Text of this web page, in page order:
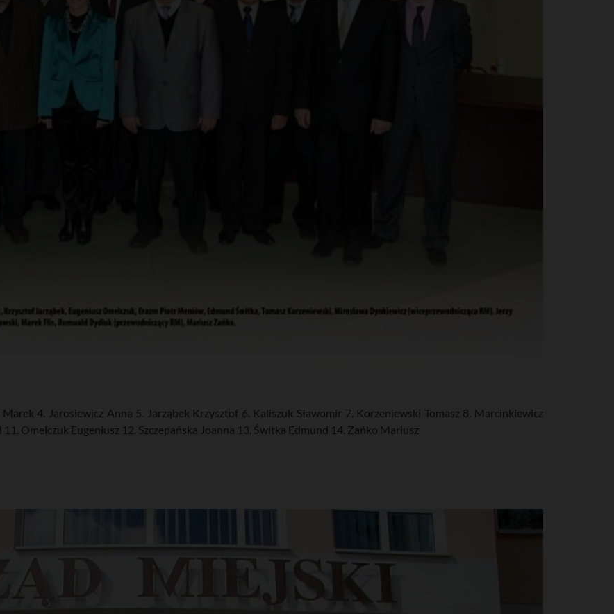
4. Jarosiewicz Anna 5. Jarząbek Krzysztof 6. Kaliszuk Sławomir 7. Korzeniewski Tomasz 8. Marcinkiewicz
Omelczuk Eugeniusz 12. Szczepańska Joanna 13. Świtka Edmund 14. Zańko Mariusz